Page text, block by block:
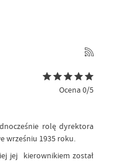
Ocena 0/5
rolę dyrektora
wrześniu 1935 roku.
jej kierownikiem został